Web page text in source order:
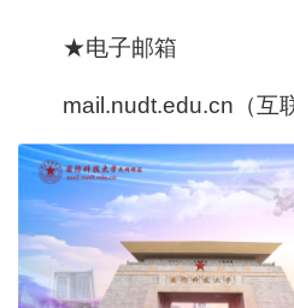
★电子邮箱
mail.nudt.edu.cn（互